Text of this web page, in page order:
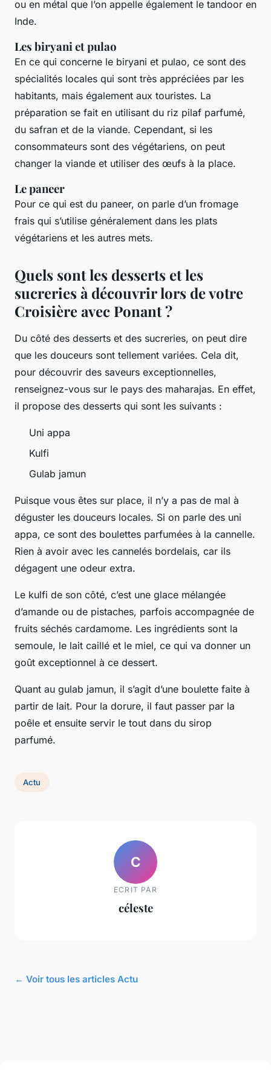
ou en métal que l’on appelle également le tandoor en
Inde.
Les biryani et pulao
En ce qui concerne le biryani et pulao, ce sont des
spécialités locales qui sont très appréciées par les
habitants, mais également aux touristes. La
préparation se fait en utilisant du riz pilaf parfumé,
du safran et de la viande. Cependant, si les
consommateurs sont des végétariens, on peut
changer la viande et utiliser des œufs à la place.
Le paneer
Pour ce qui est du paneer, on parle d’un fromage
frais qui s’utilise généralement dans les plats
végétariens et les autres mets.
Quels sont les desserts et les
sucreries à découvrir lors de votre
Croisière avec Ponant ?
Du côté des desserts et des sucreries, on peut dire
que les douceurs sont tellement variées. Cela dit,
pour découvrir des saveurs exceptionnelles,
renseignez-vous sur le pays des maharajas. En effet,
il propose des desserts qui sont les suivants :
Uni appa
Kulfi
Gulab jamun
Puisque vous êtes sur place, il n’y a pas de mal à
déguster les douceurs locales. Si on parle des uni
appa, ce sont des boulettes parfumées à la cannelle.
Rien à avoir avec les cannelés bordelais, car ils
dégagent une odeur extra.
Le kulfi de son côté, c’est une glace mélangée
d’amande ou de pistaches, parfois accompagnée de
fruits séchés cardamome. Les ingrédients sont la
semoule, le lait caillé et le miel, ce qui va donner un
goût exceptionnel à ce dessert.
Quant au gulab jamun, il s’agit d’une boulette faite à
partir de lait. Pour la dorure, il faut passer par la
poêle et ensuite servir le tout dans du sirop
parfumé.
Actu
C
ECRIT PAR
céleste
← Voir tous les articles Actu